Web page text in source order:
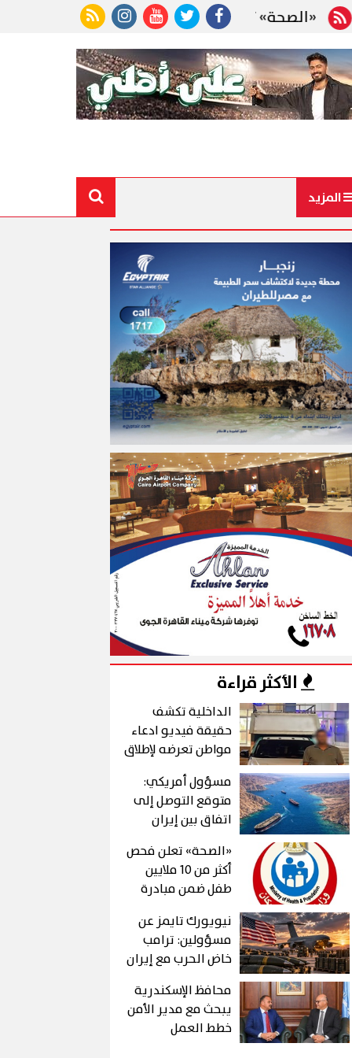
فحص أكثر من 10 ملايين طفل ضمن مبادرة رئيس الجمهورية
المزيد
الأكثر قراءة
الداخلية تكشف
حقيقة فيديو ادعاء
مواطن تعرضه لإطلاق
نار من ضابط بشرطة
الشروق
مسؤول أمريكي:
متوقع التوصل إلى
اتفاق بين إيران
لإعادة فتح مضيق
هرمز «قريبًا»
«الصحة» تعلن فحص
أكثر من 10 ملايين
طفل ضمن مبادرة
نيويورك تايمز عن
مسؤولين: ترامب
خاض الحرب مع إيران
سريعا
محافظ الإسكندرية
يبحث مع مدير الأمن
خطط العمل